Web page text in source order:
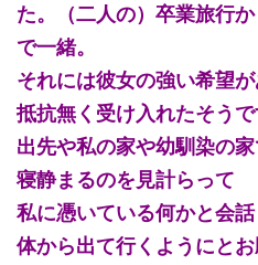
た。（二人の）卒業旅行
で一緒。
それには彼女の強い希望
抵抗無く受け入れたそうで
出先や私の家や幼馴染の
寝静まるのを見計らって
私に憑いている何かと会
体から出て行くようにと